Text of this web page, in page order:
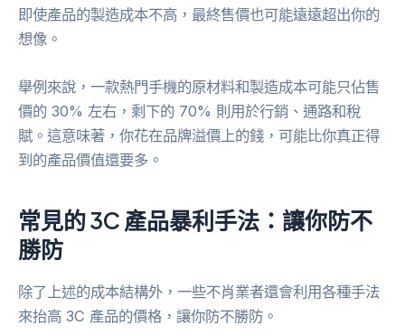
即使產品的製造成本不高，最終售價也可能遠遠超出你的
想像。
舉例來說，一款熱門手機的原材料和製造成本可能只佔售
價的 30% 左右，剩下的 70% 則用於行銷、通路和稅
賦。這意味著，你花在品牌溢價上的錢，可能比你真正得
到的產品價值還要多。
常見的 3C 產品暴利手法：讓你防不
勝防
除了上述的成本結構外，一些不肖業者還會利用各種手法
來抬高 3C 產品的價格，讓你防不勝防。